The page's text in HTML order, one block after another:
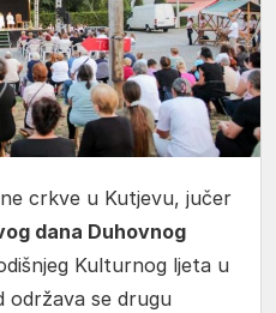
crkve u Kutjevu, jučer
dana Duhovnog
Kulturnog ljeta u
održava se drugu